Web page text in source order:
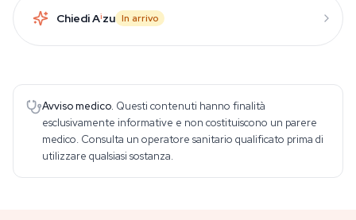
Chiedi Aizu In arrivo
Avviso medico. Questi contenuti hanno finalità
esclusivamente informative e non costituiscono un parere
medico. Consulta un operatore sanitario qualificato prima di
utilizzare qualsiasi sostanza.